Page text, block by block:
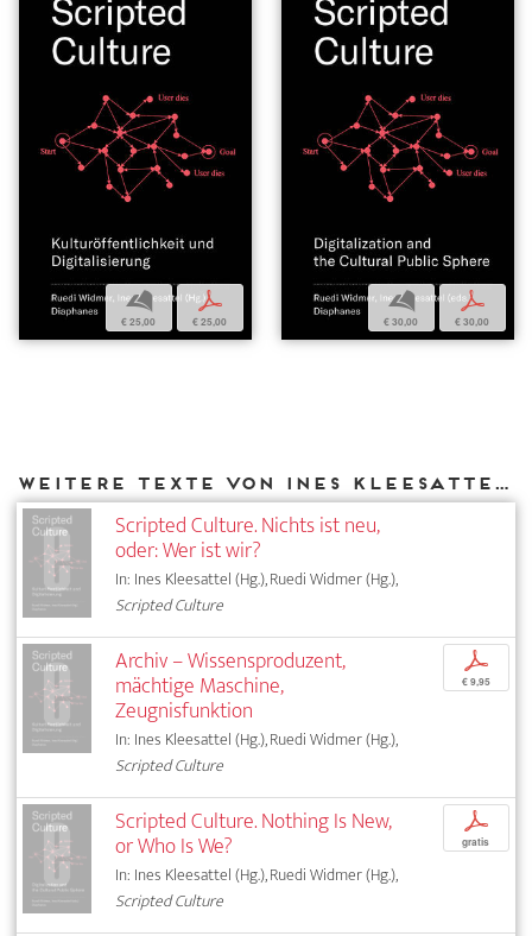
b
€ 25,00
p
€ 25,00
b
€ 30,00
p
€ 30,00
Weitere Texte von Ines Kleesattel bei DIAPHANES
Scripted Culture. Nichts ist neu,
oder: Wer ist wir?
In: Ines Kleesattel (Hg.), Ruedi Widmer (Hg.),
Scripted Culture
Archiv – Wissensproduzent,
mächtige Maschine,
Zeugnisfunktion
In: Ines Kleesattel (Hg.), Ruedi Widmer (Hg.),
Scripted Culture
p
€ 9,95
Scripted Culture. Nothing Is New,
or Who Is We?
In: Ines Kleesattel (Hg.), Ruedi Widmer (Hg.),
Scripted Culture
p
gratis